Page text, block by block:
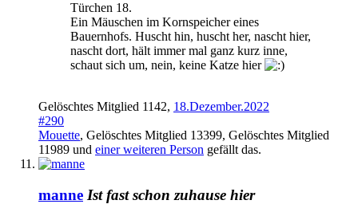
Türchen 18.
Ein Mäuschen im Kornspeicher eines
Bauernhofs. Huscht hin, huscht her, nascht hier,
nascht dort, hält immer mal ganz kurz inne,
schaut sich um, nein, keine Katze hier
Gelöschtes Mitglied 1142, 18.Dezember.2022
#290
Mouette, Gelöschtes Mitglied 13399, Gelöschtes Mitglied
11989 und einer weiteren Person gefällt das.
manne Ist fast schon zuhause hier